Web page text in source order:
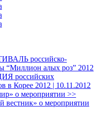
российско-
“Миллион алых роз” 2012
российских
в Корее 2012 | 10.11.2012
о мероприятии >>
вестник» о мероприятии